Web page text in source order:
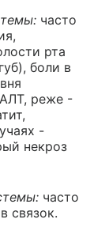
часто
рта
боли в
реже -
-
некроз
часто
связок.